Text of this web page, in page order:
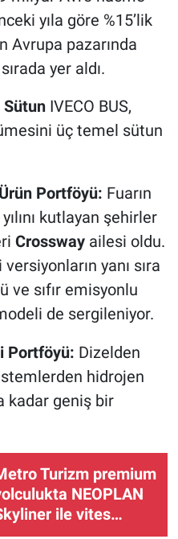
yıla göre %15’lik
Avrupa pazarında
yer aldı.
SütunIVECO BUS,
üç temel sütun
Portföyü: Fuarın
kutlayan şehirler
Crosswayailesi oldu.
yanı sıra
ve sıfır emisyonlu
de sergileniyor.
Portföyü: Dizelden
hidrojen
kadar geniş bir
Turizm premium
NEOPLAN
ile vites